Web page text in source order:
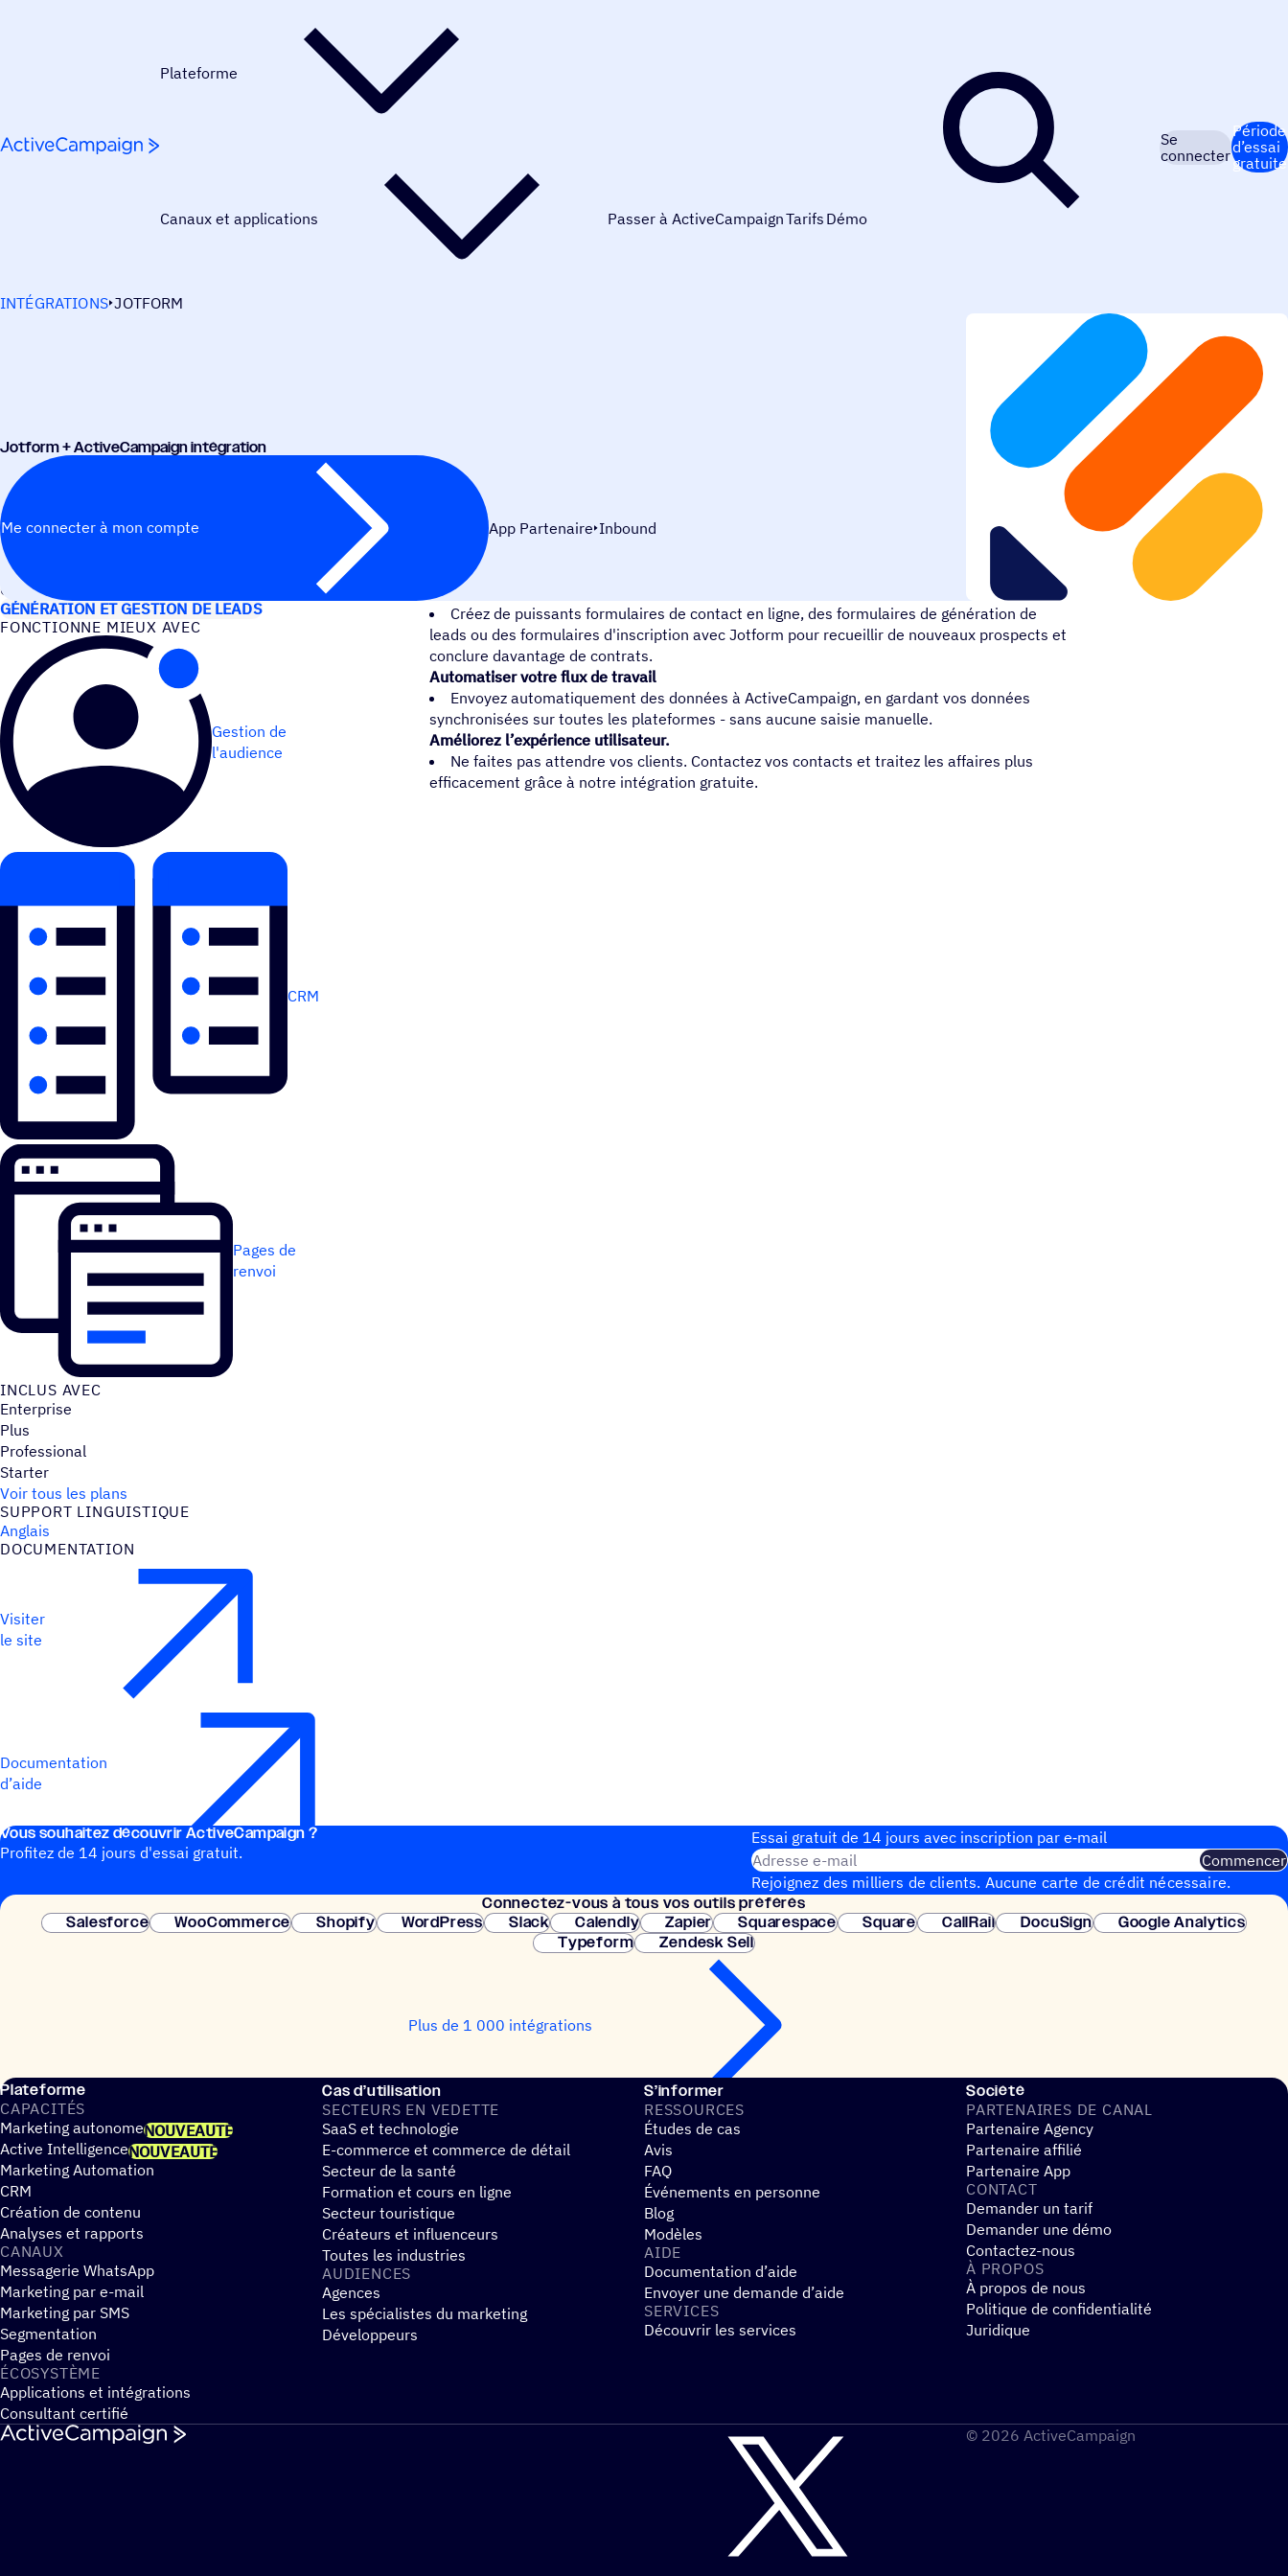
Plateforme
Canaux et applications Passer à ActiveCampaignTarifs Démo
Se
connecter
Période
d’essai
gratuite
INTÉGRATIONS JOTFORM
Jotform + ActiveCampaign intégration
Me connecter à mon compte App Partenaire Inbound
CAS D’UTILISATION
GÉNÉRATION ET GESTION DE LEADS
FONC­TIONNE MIEUX AVEC
Gestion de
l'audience
CRM
Pages de
renvoi
INCLUS AVEC
Enterprise
Plus
Professional
Starter
Voir tous les plans
SUPPORT LINGUIS­TIQUE
Anglais
DOCU­MEN­TA­TION
Visiter
le site
Documentation
d’aide
Recueillir rapidement de nouveaux prospects
Créez de puissants formulaires de contact en ligne, des formulaires de génération de
leads ou des formulaires d'inscription avec Jotform pour recueillir de nouveaux prospects et
conclure davantage de contrats.
Automatiser votre flux de travail
Envoyez automatiquement des données à ActiveCampaign, en gardant vos données
synchronisées sur toutes les plateformes - sans aucune saisie manuelle.
Améliorez l’expérience utilisateur.
Ne faites pas attendre vos clients. Contactez vos contacts et traitez les affaires plus
efficacement grâce à notre intégration gratuite.
Vous souhai­tez découvrir ActiveCampaign ?
Profitez de 14 jours d'essai gratuit.
Essai gratuit de 14 jours avec inscrip­tion par e‑mail
Adresse e-mail
Commencer
Rejoignez des milliers de clients. Aucune carte de crédit nécessaire.
Configuration instantanée.
Connec­tez-vous à tous vos outils préférés
Salesforce
WooCommerce Shopify WordPress Slack Calendly Zapier Squarespace Square CallRail DocuSign
Google Analytics
Typeform
Zendesk Sell
Plus de 1 000 intégrations
Plateforme
CAPA­CI­TÉS
Marketing autonomeNOUVEAUTÉ
Active IntelligenceNOUVEAUTÉ
Marketing Automation
CRM
Création de contenu
Analyses et rapports
CANAUX
Messagerie WhatsApp
Marketing par e-mail
Marketing par SMS
Segmentation
Pages de renvoi
ÉCOSYS­TÈME
Applications et intégrations
Consultant certifié
Cas d’utilisation
SECTEURS EN VEDETTE
SaaS et technologie
E-commerce et commerce de détail
Secteur de la santé
Formation et cours en ligne
Secteur touristique
Créateurs et influenceurs
Toutes les industries
AUDIENCES
Agences
Les spécialistes du marketing
Développeurs
S’informer
RESSOURCES
Études de cas
Avis
FAQ
Événements en personne
Blog
Modèles
AIDE
Documentation d’aide
Envoyer une demande d’aide
SERVICES
Découvrir les services
Société
PARTE­NAIRES DE CANAL
Partenaire Agency
Partenaire affilié
Partenaire App
CONTACT
Demander un tarif
Demander une démo
Contactez-nous
À PROPOS
À propos de nous
Politique de confidentialité
Juridique
© 2026 ActiveCampaign